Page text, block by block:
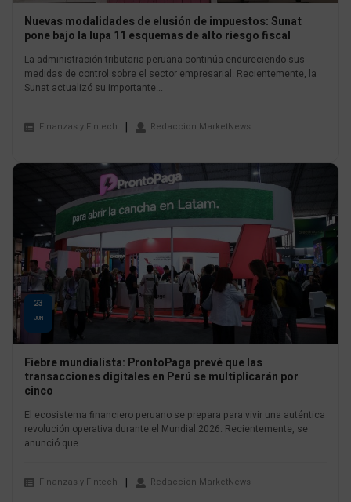
Nuevas modalidades de elusión de impuestos: Sunat
pone bajo la lupa 11 esquemas de alto riesgo fiscal
La administración tributaria peruana continúa endureciendo sus
medidas de control sobre el sector empresarial. Recientemente, la
Sunat actualizó su importante...
Finanzas y Fintech Redaccion MarketNews
23
JUN
Fiebre mundialista: ProntoPaga prevé que las
transacciones digitales en Perú se multiplicarán por
cinco
El ecosistema financiero peruano se prepara para vivir una auténtica
revolución operativa durante el Mundial 2026. Recientemente, se
anunció que...
Finanzas y Fintech Redaccion MarketNews